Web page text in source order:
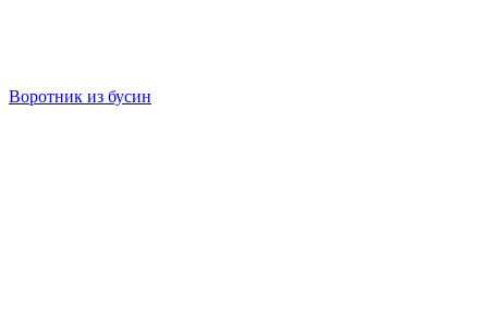
Воротник из бусин